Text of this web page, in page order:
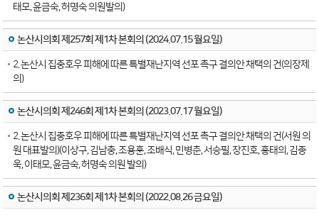
태모, 윤금숙, 허명숙 의원발의)
논산시의회 제257회 제1차 본회의 (2024.07.15 월요일)
2. 논산시 집중호우 피해에 따른 특별재난지역 선포 촉구 결의안 채택의 건(의장제
의)
논산시의회 제246회 제1차 본회의 (2023.07.17 월요일)
2. 논산시 집중호우 피해에 따른 특별재난지역 선포 촉구 결의안 채택의 건(서원 의
원 대표발의)(이상구, 김남충, 조용훈, 조배식, 민병춘, 서승필, 장진호, 홍태의, 김종
욱, 이태모, 윤금숙, 허명숙 의원 발의)
논산시의회 제236회 제1차 본회의 (2022.08.26 금요일)